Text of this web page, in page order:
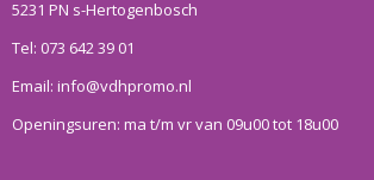
5231 PN s-Hertogenbosch
Tel: 073 642 39 01
Email: info@vdhpromo.nl
Openingsuren: ma t/m vr van 09u00 tot 18u00